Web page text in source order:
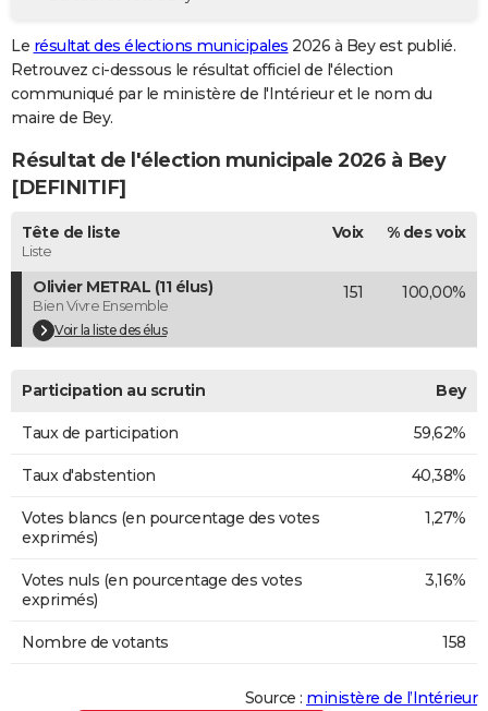
GUIDES D'ACHAT
BONS PLANS
CARTE DE VOEUX
Carte de Noël
Carte Bonne année
Carte Saint-Valentin
Carte Pâques
Carte d'anniversaire
DICTIONNAIRE
Dictionnaire
Biographies
Citations
Expressions
Proverbes
PROGRAMME TV
COPAINS D'AVANT
S'inscrire
Se connecter
Lycées
Collèges
Primaires
Universités
Entreprises
Service militaire
Avis de recherche
AVIS DE DÉCÈS
FORUM
Le résultat des élections municipales 2026 à Bey est publié.
Retrouvez ci-dessous le résultat officiel de l'élection
communiqué par le ministère de l'Intérieur et le nom du
maire de Bey.
Résultat de l'élection municipale 2026 à Bey
[DEFINITIF]
Tête de liste
Liste
Voix % des voix
Olivier METRAL (11 élus)
Bien Vivre Ensemble
Voir la liste des élus
151 100,00%
Participation au scrutin Bey
Taux de participation 59,62%
Taux d'abstention 40,38%
Votes blancs (en pourcentage des votes
exprimés)
1,27%
Votes nuls (en pourcentage des votes
exprimés)
3,16%
Nombre de votants 158
Source : ministère de l’Intérieur